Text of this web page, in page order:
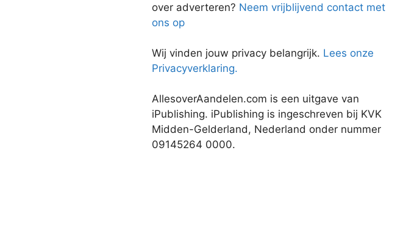
over adverteren? Neem vrijblijvend contact met
ons op
Wij vinden jouw privacy belangrijk. Lees onze
Privacyverklaring.
AllesoverAandelen.com is een uitgave van
iPublishing. iPublishing is ingeschreven bij KVK
Midden-Gelderland, Nederland onder nummer
09145264 0000.